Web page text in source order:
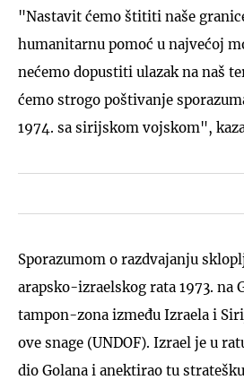
"Nastavit ćemo štititi naše
humanitarnu pomoć u najvećoj
nećemo dopustiti ulazak na naš
ćemo strogo poštivanje
1974. sa sirijskom vojskom",
Sporazumom o razdvajanju
arapsko-izraelskog rata 1973. na
tampon-zona između Izraela i
ove snage (UNDOF). Izrael je u
dio Golana i anektirao tu